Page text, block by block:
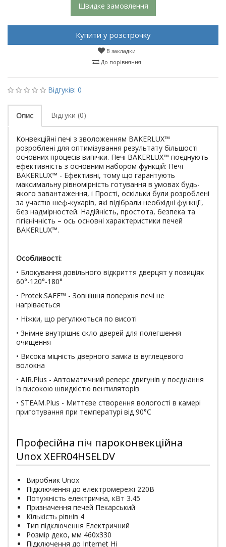
Швидке замовлення
Купити у розстрочку
В закладки
До порівняння
Відгуків: 0
Опис Відгуки (0)
Конвекційні печі з зволоженням BAKERLUX™
розроблені для оптимізування результату більшості
основних процесів випічки. Печі BAKERLUX™ поєднують
ефективність з основним набором функцій: Печі
BAKERLUX™ - Ефективні, тому що гарантують
максимальну рівномірність готування в умовах будь-
якого завантаження, і Прості, оскільки були розроблені
за участю шеф-кухарів, які відібрали необхідні функції,
без надмірностей. Надійність, простота, безпека та
гігієнічність – ось основні характеристики печей
BAKERLUX™.
Особливості:
• Блокування довільного відкриття дверцят у позиціях
60°-120°-180°
• Protek.SAFE™ - Зовнішня поверхня печі не
нагрівається
• Ніжки, що регулюються по висоті
• Знімне внутрішнє скло дверей для полегшення
очищення
• Висока міцність дверного замка із вуглецевого
волокна
• AIR.Plus - Автоматичний реверс двигунів у поєднання
із високою швидкістю вентиляторів
• STEAM.Plus - Миттєве створення вологості в камері
приготування при температурі від 90°C
Професійна піч пароконвекційна
Unox XEFR04HSELDV
Виробник Unox
Підключення до електромережі 220В
Потужність електрична, кВт 3.45
Призначення печей Пекарський
Кількість рівнів 4
Тип підключення Електричний
Розмір деко, мм 460х330
Підключення до Internet Ні